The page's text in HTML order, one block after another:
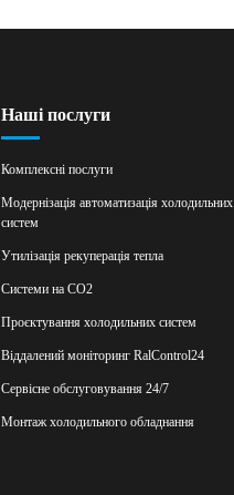
Наші послуги
Комплексні послуги
Модернізація автоматизація холодильних
систем
Утилізація рекуперація тепла
Системи на СО2
Проєктування холодильних систем
Віддалений моніторинг RalControl24
Сервісне обслуговування 24/7
Монтаж холодильного обладнання